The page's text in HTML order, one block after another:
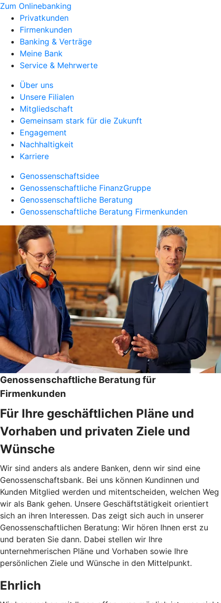
Zum Onlinebanking
Privatkunden
Firmenkunden
Banking & Verträge
Meine Bank
Service & Mehrwerte
Über uns
Unsere Filialen
Mitgliedschaft
Gemeinsam stark für die Zukunft
Engagement
Nachhaltigkeit
Karriere
Genossenschaftsidee
Genossenschaftliche FinanzGruppe
Genossenschaftliche Beratung
Genossenschaftliche Beratung Firmenkunden
Genossenschaftliche Beratung für
Firmenkunden
Für Ihre geschäftlichen Pläne und
Vorhaben und privaten Ziele und
Wünsche
Wir sind anders als andere Banken, denn wir sind eine
Genossenschaftsbank. Bei uns können Kundinnen und
Kunden Mitglied werden und mitentscheiden, welchen Weg
wir als Bank gehen. Unsere Geschäftstätigkeit orientiert
sich an ihren Interessen. Das zeigt sich auch in unserer
Genossenschaftlichen Beratung: Wir hören Ihnen erst zu
und beraten Sie dann. Dabei stellen wir Ihre
unternehmerischen Pläne und Vorhaben sowie Ihre
persönlichen Ziele und Wünsche in den Mittelpunkt.
Ehrlich